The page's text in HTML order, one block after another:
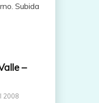
Subida
–
2008